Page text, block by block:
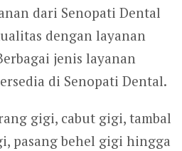
dari Senopati Dental
dengan layanan
jenis layanan
di Senopati Dental.
gigi, cabut gigi, tambal
pasang behel gigi hingga